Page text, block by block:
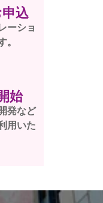
込
ーショ
始
発など
用いた